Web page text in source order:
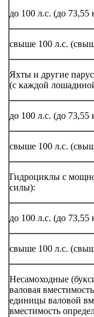
до 100 л.с. (до
свыше 100 л.с.
Яхты и другие
(с каждой
до 100 л.с. (до
свыше 100 л.с.
Гидроциклы с
силы):
до 100 л.с. (до
свыше 100 л.с.
Несамоходные
валовая
единицы валовой
вместимость